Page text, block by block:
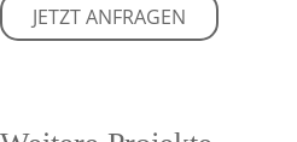
JETZT ANFRAGEN